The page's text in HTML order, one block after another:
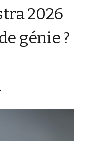
2026
génie ?